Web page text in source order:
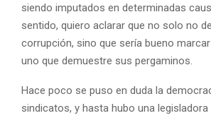
siendo imputados en determinadas
sentido, quiero aclarar que no solo no
corrupción, sino que sería bueno
uno que demuestre sus pergaminos.
Hace poco se puso en duda la
sindicatos, y hasta hubo una